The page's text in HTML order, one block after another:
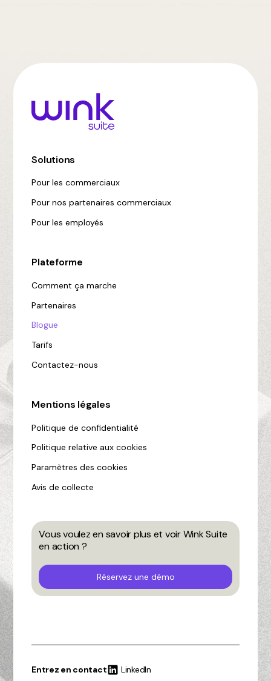
Solutions
Pour les commerciaux
Pour nos partenaires commerciaux
Pour les employés
Plateforme
Comment ça marche
Partenaires
Blogue
Tarifs
Contactez-nous
Mentions légales
Politique de confidentialité
Politique relative aux cookies
Paramètres des cookies
Avis de collecte
Vous voulez en savoir plus et voir Wink Suite
en action ?
Réservez une démo
Entrez en contact LinkedIn